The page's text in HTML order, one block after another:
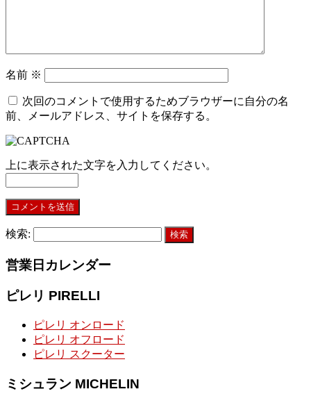
名前 ※
次回のコメントで使用するためブラウザーに自分の名
前、メールアドレス、サイトを保存する。
上に表示された文字を入力してください。
検索:
営業日カレンダー
ピレリ PIRELLI
ピレリ オンロード
ピレリ オフロード
ピレリ スクーター
ミシュラン MICHELIN